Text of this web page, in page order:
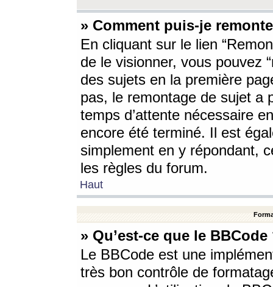
» Comment puis-je
En cliquant sur le lien
de le visionner, vous pouvez
des sujets en la première
pas, le remontage de sujet a
temps d’attente nécessaire
encore été terminé. Il est
simplement en y répondant,
les règles du forum.
Haut
» Qu’est-ce que le BBCode
Le BBCode est une
très bon contrôle de